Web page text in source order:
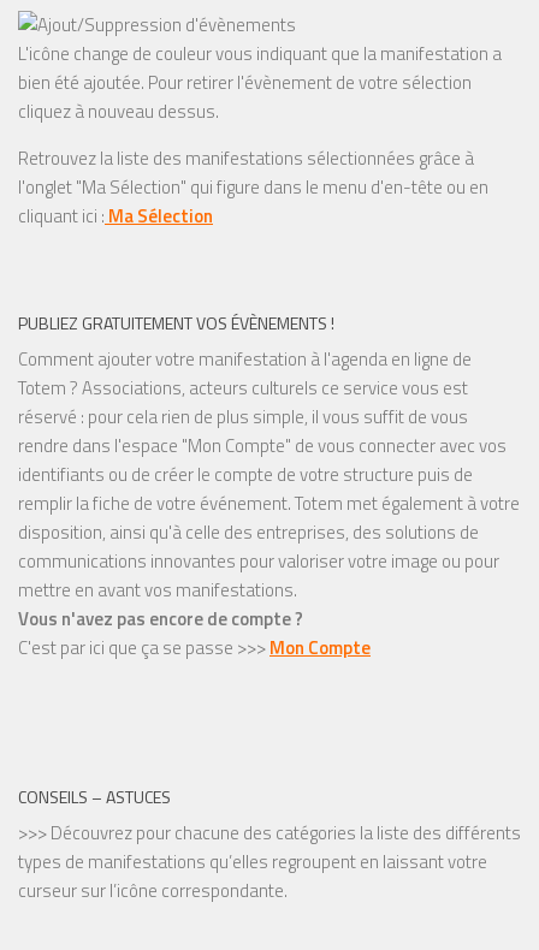
L'icône change de couleur vous indiquant que la manifestation a
bien été ajoutée. Pour retirer l'évènement de votre sélection
cliquez à nouveau dessus.
Retrouvez la liste des manifestations sélectionnées grâce à
l'onglet "Ma Sélection" qui figure dans le menu d'en-tête ou en
cliquant ici : Ma Sélection
PUBLIEZ GRATUITEMENT VOS ÉVÈNEMENTS !
Comment ajouter votre manifestation à l'agenda en ligne de
Totem ? Associations, acteurs culturels ce service vous est
réservé : pour cela rien de plus simple, il vous suffit de vous
rendre dans l'espace "Mon Compte" de vous connecter avec vos
identifiants ou de créer le compte de votre structure puis de
remplir la fiche de votre événement. Totem met également à votre
disposition, ainsi qu'à celle des entreprises, des solutions de
communications innovantes pour valoriser votre image ou pour
mettre en avant vos manifestations.
Vous n'avez pas encore de compte ?
C'est par ici que ça se passe >>>Mon Compte
CONSEILS – ASTUCES
>>> Découvrez pour chacune des catégories la liste des différents
types de manifestations qu’elles regroupent en laissant votre
curseur sur l’icône correspondante.